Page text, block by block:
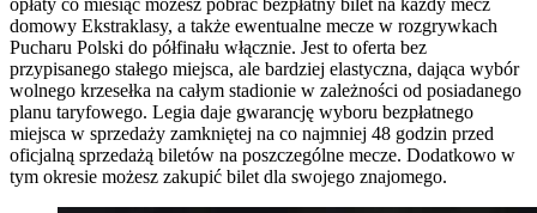
opłaty co miesiąc możesz pobrać bezpłatny bilet na każdy mecz
domowy Ekstraklasy, a także ewentualne mecze w rozgrywkach
Pucharu Polski do półfinału włącznie. Jest to oferta bez
przypisanego stałego miejsca, ale bardziej elastyczna, dająca wybór
wolnego krzesełka na całym stadionie w zależności od posiadanego
planu taryfowego. Legia daje gwarancję wyboru bezpłatnego
miejsca w sprzedaży zamkniętej na co najmniej 48 godzin przed
oficjalną sprzedażą biletów na poszczególne mecze. Dodatkowo w
tym okresie możesz zakupić bilet dla swojego znajomego.